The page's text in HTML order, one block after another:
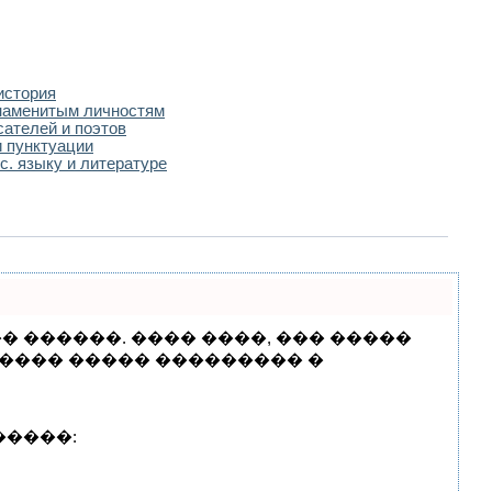
личностям
и поэтов
языку и литературе
������. ���� ����, ��� �����
����� ��������� �